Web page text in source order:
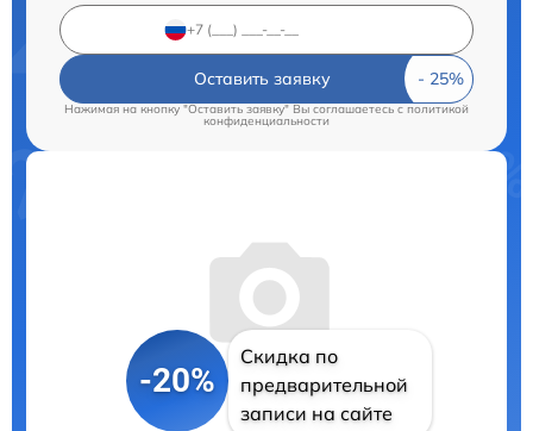
Оставить заявку
Нажимая на кнопку "Оставить заявку" Вы соглашаетесь cполитикой
конфиденциальности
-20%
Скидка по
предварительной
записи на сайте